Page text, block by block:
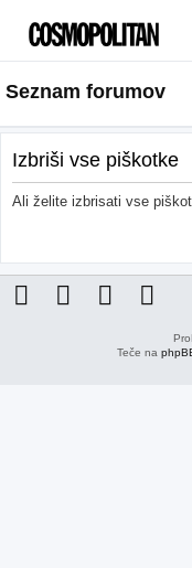
Seznam forumov
Izbriši vse piškotke
Ali želite izbrisati vse
Teče na